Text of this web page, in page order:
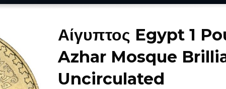
Αίγυπτος Egypt 1
Azhar Mosque
Uncirculated